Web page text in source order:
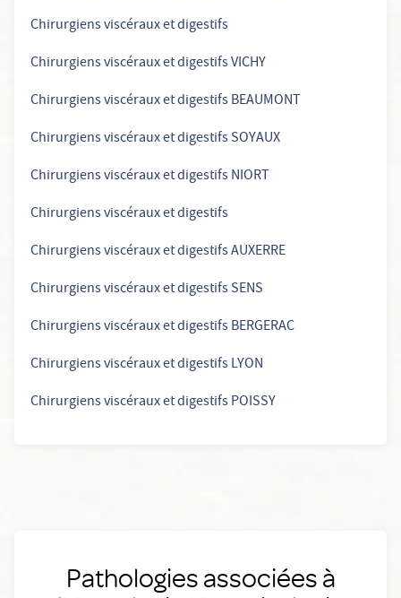
Chirurgiens viscéraux et digestifs
Chirurgiens viscéraux et digestifs VICHY
Chirurgiens viscéraux et digestifs BEAUMONT
Chirurgiens viscéraux et digestifs SOYAUX
Chirurgiens viscéraux et digestifs NIORT
Chirurgiens viscéraux et digestifs
Chirurgiens viscéraux et digestifs AUXERRE
Chirurgiens viscéraux et digestifs SENS
Chirurgiens viscéraux et digestifs BERGERAC
Chirurgiens viscéraux et digestifs LYON
Chirurgiens viscéraux et digestifs POISSY
Pathologies associées à